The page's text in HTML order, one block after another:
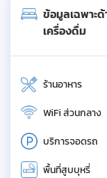
ข้อมูลเฉพาะ
เครื่องดื่ม
ร้านอาหาร
WiFi ส่วนกลาง
บริการจอดรถ
พื้นที่สูบบุหรี่